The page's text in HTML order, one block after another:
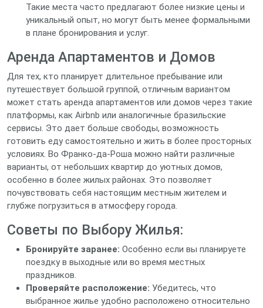
Такие места часто предлагают более низкие цены и
уникальный опыт, но могут быть менее формальными
в плане бронирования и услуг.
Аренда Апартаментов и Домов
Для тех, кто планирует длительное пребывание или
путешествует большой группой, отличным вариантом
может стать аренда апартаментов или домов через такие
платформы, как Airbnb или аналогичные бразильские
сервисы. Это дает больше свободы, возможность
готовить еду самостоятельно и жить в более просторных
условиях. Во Франко-да-Роша можно найти различные
варианты, от небольших квартир до уютных домов,
особенно в более жилых районах. Это позволяет
почувствовать себя настоящим местным жителем и
глубже погрузиться в атмосферу города.
Советы по Выбору Жилья:
Бронируйте заранее: Особенно если вы планируете
поездку в выходные или во время местных
праздников.
Проверяйте расположение: Убедитесь, что
выбранное жилье удобно расположено относительно